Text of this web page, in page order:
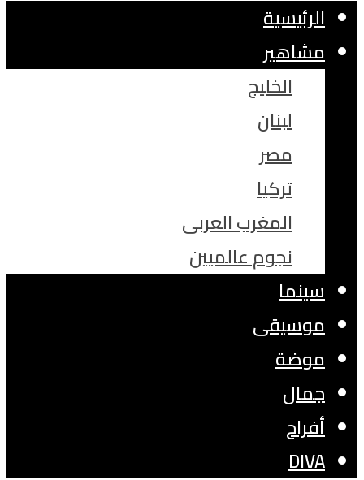
الرئيسية
مشاهير
الخليج
لبنان
مصر
تركيا
المغرب العربى
نجوم عالميين
سينما
موسيقى
موضة
جمال
أفراح
DIVA